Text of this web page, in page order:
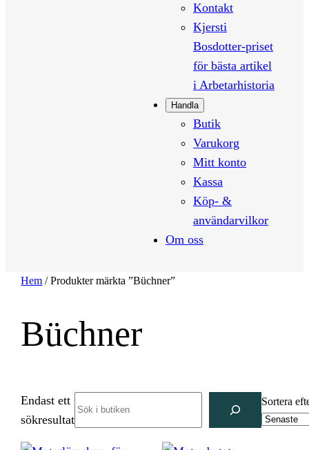
Kontakt
Kjersti
Bosdotter-priset
för bästa artikel
i Arbetarhistoria
Handla
Butik
Varukorg
Mitt konto
Kassa
Köp- &
användarvilkor
Om oss
Hem / Produkter märkta ”Büchner”
Büchner
Endast ett
sökresultat
Sortera